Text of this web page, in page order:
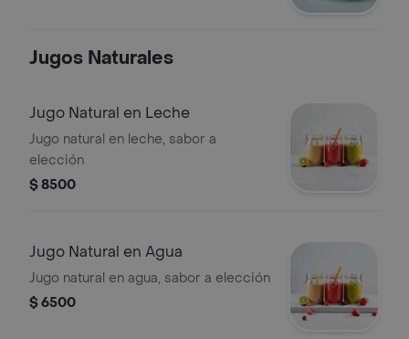
Jugos Naturales
Jugo Natural en Leche
Jugo natural en leche, sabor a
elección
$ 8500
Jugo Natural en Agua
Jugo natural en agua, sabor a elección
$ 6500